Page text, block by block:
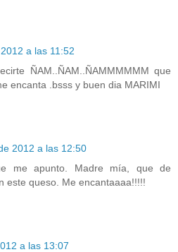
a las 11:52
ÑAM..ÑAM..ÑAMMMMMM que
encanta .bsss y buen dia MARIMI
2012 a las 12:50
me apunto. Madre mía, que de
este queso. Me encantaaaa!!!!!
a las 13:07